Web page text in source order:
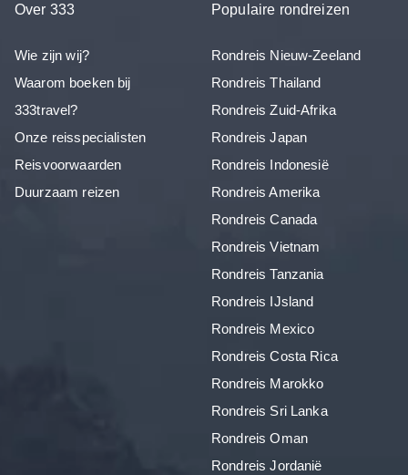
Over 333
Wie zijn wij?
Waarom boeken bij
333travel?
Onze reisspecialisten
Reisvoorwaarden
Duurzaam reizen
Populaire rondreizen
Rondreis Nieuw-Zeeland
Rondreis Thailand
Rondreis Zuid-Afrika
Rondreis Japan
Rondreis Indonesië
Rondreis Amerika
Rondreis Canada
Rondreis Vietnam
Rondreis Tanzania
Rondreis IJsland
Rondreis Mexico
Rondreis Costa Rica
Rondreis Marokko
Rondreis Sri Lanka
Rondreis Oman
Rondreis Jordanië